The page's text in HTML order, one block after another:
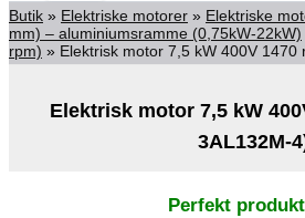
Butik » Elektriske motorer » Elektriske
mm) – aluminiumsramme (0,75kW-22kW)
rpm) » Elektrisk motor 7,5 kW 400V 1470
Elektrisk motor 7,5 kW
3AL132M-
Perfekt produkt